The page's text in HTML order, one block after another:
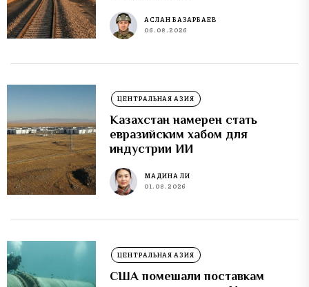
АСЛАН БАЗАРБАЕВ
06.08.2026
ЦЕНТРАЛЬНАЯ АЗИЯ
Казахстан намерен стать
евразийским хабом для
индустрии ИИ
МАДИНА ЛИ
01.08.2026
ЦЕНТРАЛЬНАЯ АЗИЯ
США помешали поставкам